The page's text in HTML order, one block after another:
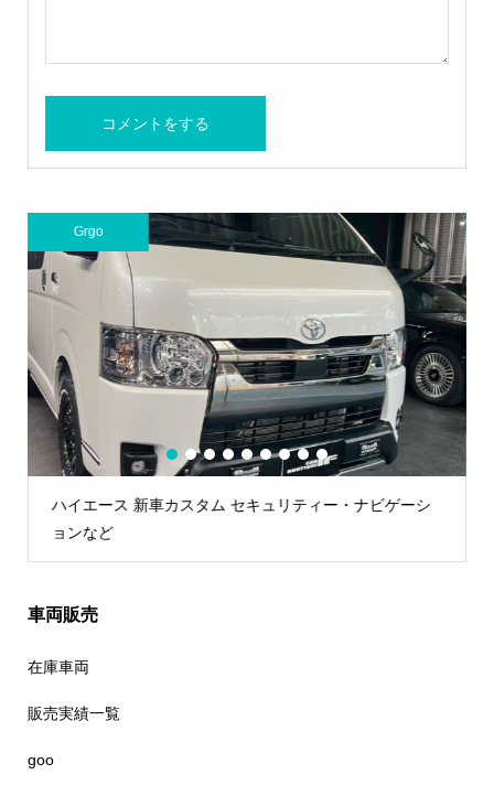
イエース 新車カスタム セキュリティー・ナビゲーシ
ンなど
AUTHOR
1 2 3 4 5 6 7 8 9
車両販売
在庫車両
販売実績一覧
goo